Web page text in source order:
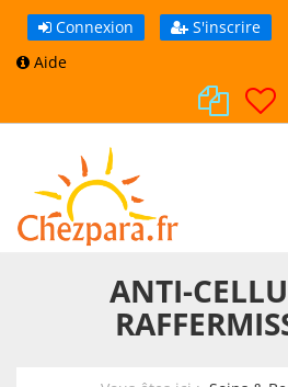
Connexion S'inscrire
Aide
ANTI-